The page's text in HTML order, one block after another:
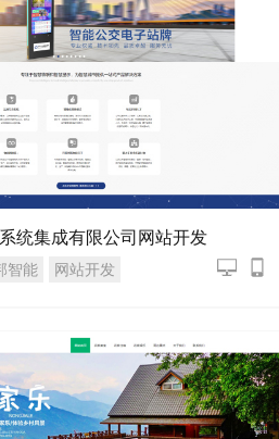
统集成有限公司网站开发
智能 网站开发